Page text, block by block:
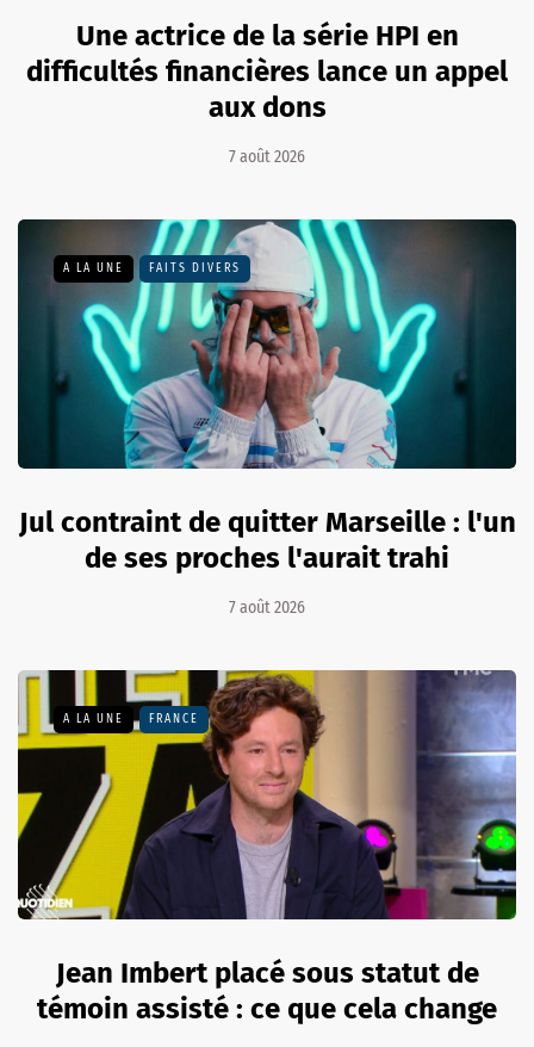
Une actrice de la série HPI en
difficultés financières lance un appel
aux dons
7 août 2026
A LA UNE FAITS DIVERS
Jul contraint de quitter Marseille : l'un
de ses proches l'aurait trahi
7 août 2026
A LA UNE FRANCE
Jean Imbert placé sous statut de
témoin assisté : ce que cela change